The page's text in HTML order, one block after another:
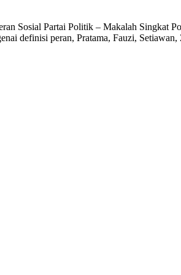
Sosial Partai Politik – Makalah Singkat
definisi peran, Pratama, Fauzi,